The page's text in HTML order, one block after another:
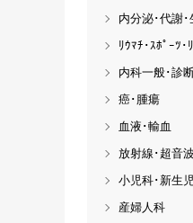
内分泌･代謝･
ﾘｳﾏﾁ･ｽﾎﾟｰﾂ･
内科一般･診
癌･腫瘍
血液･輸血
放射線･超音波
小児科･新生
産婦人科